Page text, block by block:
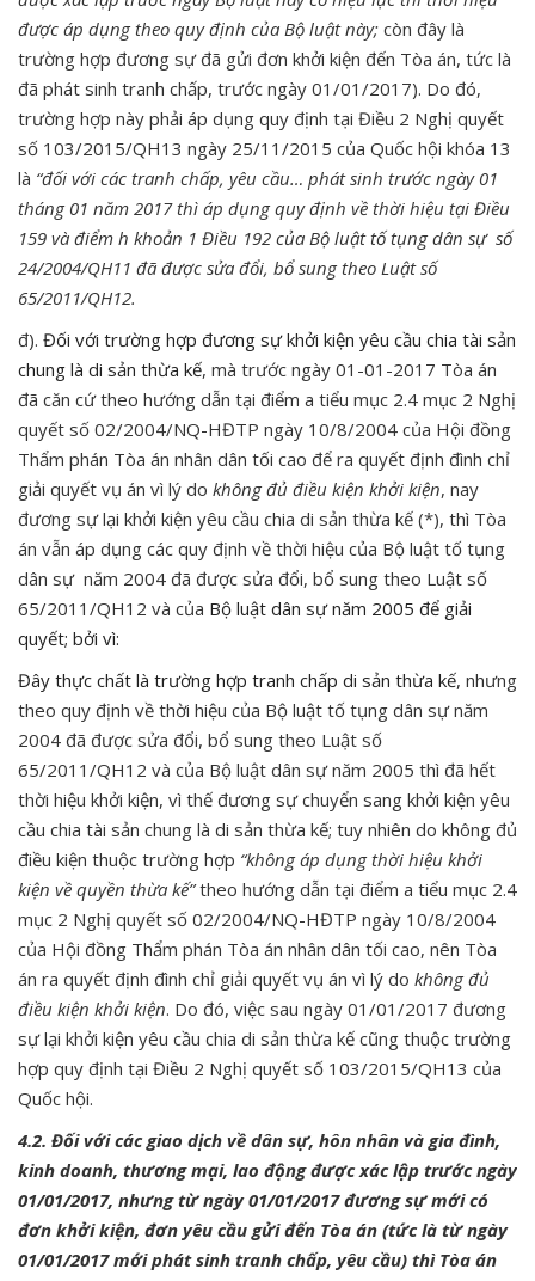
được áp dụng theo quy định của Bộ luật này; còn đây là
trường hợp đương sự đã gửi đơn khởi kiện đến Tòa án, tức là
đã phát sinh tranh chấp, trước ngày 01/01/2017). Do đó,
trường hợp này phải áp dụng quy định tại Điều 2 Nghị quyết
số 103/2015/QH13 ngày 25/11/2015 của Quốc hội khóa 13
là “đối với các tranh chấp, yêu cầu… phát sinh trước ngày 01
tháng 01 năm 2017 thì áp dụng quy định về thời hiệu tại Điều
159 và điểm h khoản 1 Điều 192 của Bộ luật tố tụng dân sự số
24/2004/QH11 đã được sửa đổi, bổ sung theo Luật số
65/2011/QH12.
đ). Đối với trường hợp đương sự khởi kiện yêu cầu chia tài sản
chung là di sản thừa kế, mà trước ngày 01-01-2017 Tòa án
đã căn cứ theo hướng dẫn tại điểm a tiểu mục 2.4 mục 2 Nghị
quyết số 02/2004/NQ-HĐTP ngày 10/8/2004 của Hội đồng
Thẩm phán Tòa án nhân dân tối cao để ra quyết định đình chỉ
giải quyết vụ án vì lý do không đủ điều kiện khởi kiện, nay
đương sự lại khởi kiện yêu cầu chia di sản thừa kế (*), thì Tòa
án vẫn áp dụng các quy định về thời hiệu của Bộ luật tố tụng
dân sự năm 2004 đã được sửa đổi, bổ sung theo Luật số
65/2011/QH12 và của Bộ luật dân sự năm 2005 để giải
quyết; bởi vì:
Đây thực chất là trường hợp tranh chấp di sản thừa kế, nhưng
theo quy định về thời hiệu của Bộ luật tố tụng dân sự năm
2004 đã được sửa đổi, bổ sung theo Luật số
65/2011/QH12 và của Bộ luật dân sự năm 2005 thì đã hết
thời hiệu khởi kiện, vì thế đương sự chuyển sang khởi kiện yêu
cầu chia tài sản chung là di sản thừa kế; tuy nhiên do không đủ
điều kiện thuộc trường hợp “không áp dụng thời hiệu khởi
kiện về quyền thừa kế”theo hướng dẫn tại điểm a tiểu mục 2.4
mục 2 Nghị quyết số 02/2004/NQ-HĐTP ngày 10/8/2004
của Hội đồng Thẩm phán Tòa án nhân dân tối cao, nên Tòa
án ra quyết định đình chỉ giải quyết vụ án vì lý do không đủ
điều kiện khởi kiện. Do đó, việc sau ngày 01/01/2017 đương
sự lại khởi kiện yêu cầu chia di sản thừa kế cũng thuộc trường
hợp quy định tại Điều 2 Nghị quyết số 103/2015/QH13 của
Quốc hội.
4.2. Đối với các giao dịch về dân sự, hôn nhân và gia đình,
kinh doanh, thương mại, lao động được xác lập trước ngày
01/01/2017, nhưng từ ngày 01/01/2017 đương sự mới có
đơn khởi kiện, đơn yêu cầu gửi đến Tòa án (tức là từ ngày
01/01/2017 mới phát sinh tranh chấp, yêu cầu) thì Tòa án